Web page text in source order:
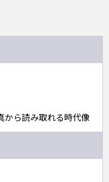
から読み取れる時代像